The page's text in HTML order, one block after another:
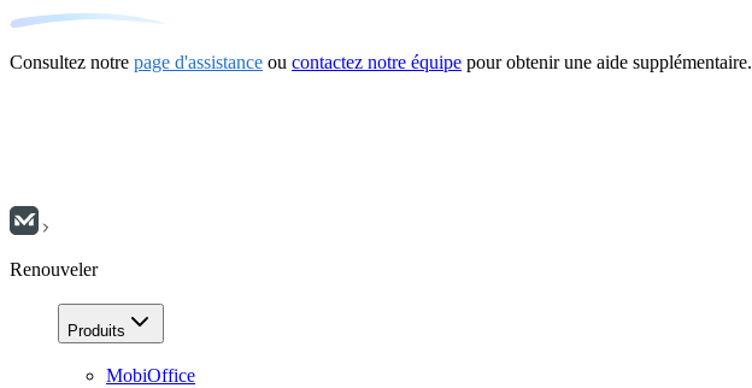
Consultez notre page d'assistance ou contactez notre équipe pour obtenir une aide supplémentaire.
Renouveler
Produits
MobiOffice